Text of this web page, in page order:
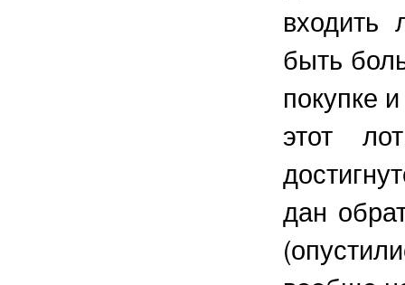
быть
покупке
этот
дан